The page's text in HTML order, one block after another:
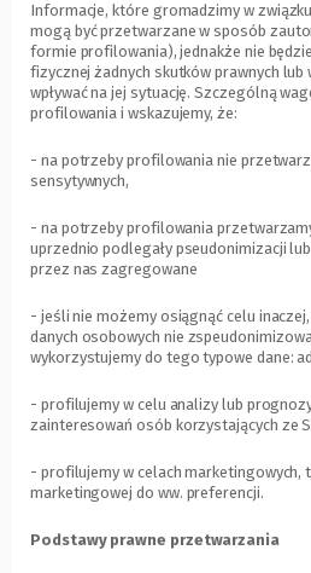
Informacje, które gromadzimy w
mogą być przetwarzane w sposób
formie profilowania), jednakże nie
fizycznej żadnych skutków prawnych
wpływać na jej sytuację. Szczególną
profilowania i wskazujemy, że:
- na potrzeby profilowania nie
sensytywnych,
- na potrzeby profilowania
uprzednio podlegały pseudonimizacji
przez nas zagregowane
- jeśli nie możemy osiągnąć celu
danych osobowych nie
wykorzystujemy do tego typowe dane:
- profilujemy w celu analizy lub
zainteresowań osób korzystających ze
- profilujemy w celach marketingowych,
marketingowej do ww. preferencji.
Podstawy prawne przetwarzania